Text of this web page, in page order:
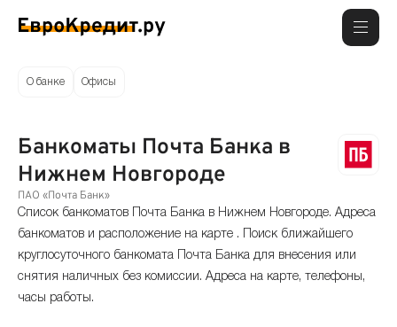
О банке Офисы
Банкоматы Почта Банка в
Нижнем Новгороде
ПАО «Почта Банк»
Список банкоматов Почта Банка в Нижнем Новгороде. Адреса
банкоматов и расположение на карте . Поиск ближайшего
круглосуточного банкомата Почта Банка для внесения или
снятия наличных без комиссии. Адреса на карте, телефоны,
часы работы.